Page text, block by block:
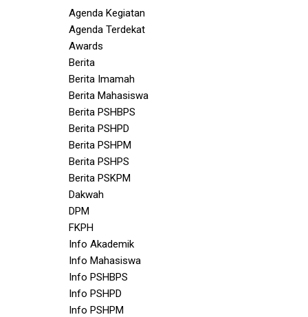
Agenda Kegiatan
Agenda Terdekat
Awards
Berita
Berita Imamah
Berita Mahasiswa
Berita PSHBPS
Berita PSHPD
Berita PSHPM
Berita PSHPS
Berita PSKPM
Dakwah
DPM
FKPH
Info Akademik
Info Mahasiswa
Info PSHBPS
Info PSHPD
Info PSHPM